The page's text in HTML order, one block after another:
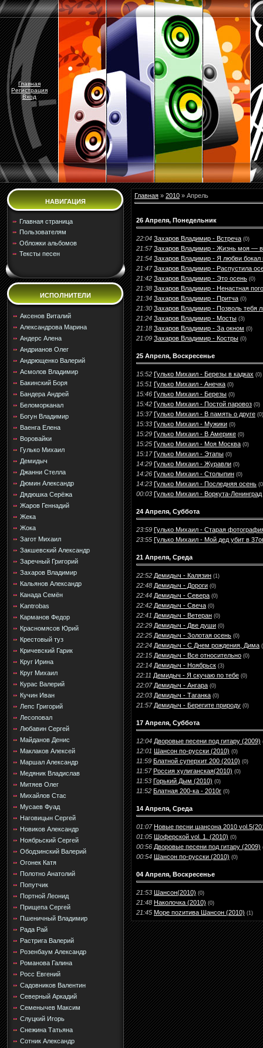
Главная
Регистрация
Вход
НАВИГАЦИЯ
Главная страница
Пользователям
Обложки альбомов
Тексты песен
ИСПОЛНИТЕЛИ
Аксенов Виталий
Александрова Марина
Андерс Алена
Андрианов Олег
Андрющенко Валерий
Асмолов Владимир
Бакинский Боря
Бандера Андрей
Беломорканал
Богун Владимир
Ваенга Елена
Воровайки
Гулько Михаил
Демидыч
Джанни Стелла
Дюмин Александр
Дядюшка Серёжа
Жаров Геннадий
Жека
Жока
Загот Михаил
Закшевский Александр
Заречный Григорий
Захаров Владимир
Кальянов Александр
Канада Семён
Kantrobas
Карманов Федор
Красномясов Юрий
Крестовый туз
Кричевский Гарик
Круг Ирина
Круг Михаил
Курас Валерий
Кучин Иван
Лепс Григорий
Лесоповал
Любавин Сергей
Майданов Денис
Маклаков Алексей
Маршал Александр
Медяник Владислав
Митяев Олег
Михайлов Стас
Мусаев Фуад
Наговицын Сергей
Новиков Александр
Ноябрьский Сергей
Ободзинский Валерий
Огонек Катя
Полотно Анатолий
Попутчик
Портной Леонид
Прищепа Сергей
Пшеничный Владимир
Рада Рай
Растрига Валерий
Розенбаум Александр
Романова Галина
Росс Евгений
Садовников Валентин
Северный Аркадий
Семенычев Максим
Слуцкий Игорь
Снежина Татьяна
Сотник Александр
Главная » 2010 » Апрель
26 Апреля, Понедельник
22:04 Захаров Владимир - Встреча (0)
21:57 Захаров Владимир - Жизнь моя —
21:54 Захаров Владимир - Я любви бокал
21:47 Захаров Владимир - Распустила
21:42 Захаров Владимир - Это осень (0)
21:38 Захаров Владимир - Ненастная
21:34 Захаров Владимир - Притча (0)
21:30 Захаров Владимир - Позволь тебя
21:24 Захаров Владимир - Мосты (3)
21:18 Захаров Владимир - За окном (0)
21:09 Захаров Владимир - Костры (0)
25 Апреля, Воскресенье
15:52 Гулько Михаил - Березы в кадках (0)
15:51 Гулько Михаил - Анечка (0)
15:46 Гулько Михаил - Березы (0)
15:42 Гулько Михаил - Постой паровоз (0)
15:37 Гулько Михаил - В память о друге (0)
15:33 Гулько Михаил - Мужики (0)
15:29 Гулько Михаил - В Америке (0)
15:25 Гулько Михаил - Моя Москва (0)
15:17 Гулько Михаил - Этапы (0)
14:29 Гулько Михаил - Журавли (0)
14:26 Гулько Михаил - Столыпин (0)
14:23 Гулько Михаил - Последняя осень
00:03 Гулько Михаил - Воркута-Ленинград
24 Апреля, Суббота
23:59 Гулько Михаил - Старая
23:55 Гулько Михаил - Мой дед убит в
21 Апреля, Среда
22:52 Демидыч - Калязин (1)
22:48 Демидыч - Дороги (0)
22:44 Демидыч - Севера (0)
22:42 Демидыч - Свеча (0)
22:41 Демидыч - Ветеран (0)
22:29 Демидыч - Две души (0)
22:25 Демидыч - Золотая осень (0)
22:24 Демидыч - С Днем рождения, Дима
22:15 Демидыч - Все относительно (0)
22:14 Демидыч - Ноябрьск (3)
22:11 Демидыч - Я скучаю по тебе (0)
22:07 Демидыч - Ангара (0)
22:03 Демидыч - Таганка (0)
21:57 Демидыч - Берегите природу (0)
17 Апреля, Суббота
12:04 Дворовые песени под гитару (2009)
12:01 Шансон по-русски (2010) (0)
11:59 Блатной суперхит 200 (2010) (0)
11:57 Россия хулиганская(2010) (0)
11:53 Горький Дым (2010) (0)
11:52 Блатная 200-ка - 2010г (0)
14 Апреля, Среда
01:07 Новые песни шансона 2010
01:05 Шоферской vol. 1. (2010) (0)
00:56 Дворовые песени под гитару (2009)
00:54 Шансон по-русски (2010) (0)
04 Апреля, Воскресенье
21:53 Шансон(2010) (0)
21:48 Наколочка (2010) (0)
21:45 Море поzитива Шансон (2010) (1)